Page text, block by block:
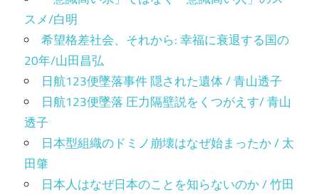
スメ/白明
希望格差社会、それから: 幸福に衰退する国の
20年/山田昌弘
日航123便墜落事件 隠された遺体 / 青山透子
日航123便墜落 圧力隔壁説をくつがえす/ 青山
透子
日本型組織のドミノ崩壊はなぜ始まったか / 太
田肇
日本人はなぜ日本のことを知らないのか / 竹田